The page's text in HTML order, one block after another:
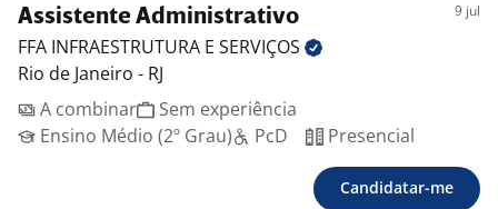
Assistente Administrativo 9 jul
FFA INFRAESTRUTURA E SERVIÇOS
Rio de Janeiro - RJ
A combinar
Sem experiência
Ensino Médio (2º Grau)
PcD Presencial
Candidatar-me